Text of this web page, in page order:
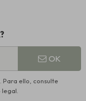
OK
Para ello, consulte